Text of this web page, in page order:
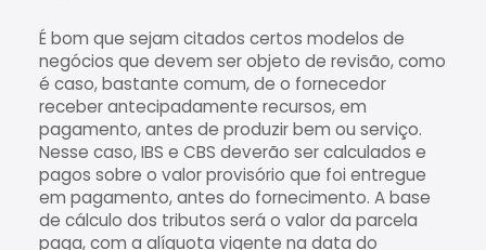
É bom que sejam citados certos modelos de
negócios que devem ser objeto de revisão, como
é caso, bastante comum, de o fornecedor
receber antecipadamente recursos, em
pagamento, antes de produzir bem ou serviço.
Nesse caso, IBS e CBS deverão ser calculados e
pagos sobre o valor provisório que foi entregue
em pagamento, antes do fornecimento. A base
de cálculo dos tributos será o valor da parcela
paga, com a alíquota vigente na data do